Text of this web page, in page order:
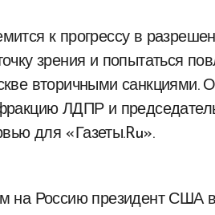
зрения и попытаться
вторичными санкциями.
ЛДПР и
для «Газеты.Ru».
на Россию президент США